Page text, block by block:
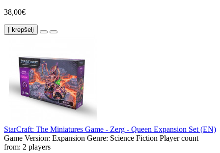
38,00€
Į krepšelį
StarCraft: The Miniatures Game - Zerg - Queen Expansion Set (EN)
Game Version: Expansion Genre: Science Fiction Player count
from: 2 players